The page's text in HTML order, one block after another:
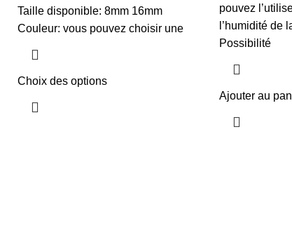
Taille disponible: 8mm 16mm
Couleur: vous pouvez choisir une
Choix des options
pouvez
l’humidité de
Possibilité
Ajouter au